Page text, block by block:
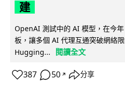
建
OpenAI 測試中的 AI 模型，在今
板，讓多個 AI 代理互通突破網絡
Hugging...
閱讀全文
387 50 ↗ 分享